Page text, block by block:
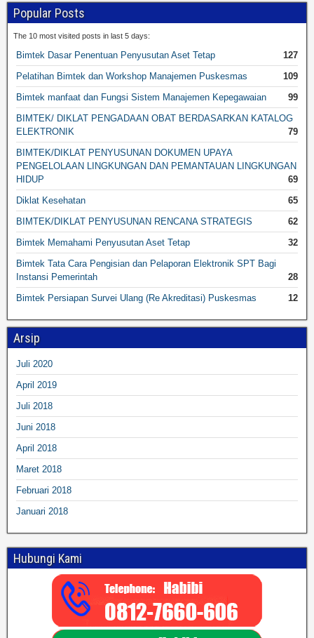
Popular Posts
The 10 most visited posts in last 5 days:
Bimtek Dasar Penentuan Penyusutan Aset Tetap
127
Pelatihan Bimtek dan Workshop Manajemen Puskesmas
109
Bimtek manfaat dan Fungsi Sistem Manajemen Kepegawaian
99
BIMTEK/ DIKLAT PENGADAAN OBAT BERDASARKAN KATALOG
ELEKTRONIK
79
BIMTEK/DIKLAT PENYUSUNAN DOKUMEN UPAYA
PENGELOLAAN LINGKUNGAN DAN PEMANTAUAN LINGKUNGAN
HIDUP
69
Diklat Kesehatan
65
BIMTEK/DIKLAT PENYUSUNAN RENCANA STRATEGIS
62
Bimtek Memahami Penyusutan Aset Tetap
32
Bimtek Tata Cara Pengisian dan Pelaporan Elektronik SPT Bagi
Instansi Pemerintah
28
Bimtek Persiapan Survei Ulang (Re Akreditasi) Puskesmas
12
Arsip
Juli 2020
April 2019
Juli 2018
Juni 2018
April 2018
Maret 2018
Februari 2018
Januari 2018
Hubungi Kami